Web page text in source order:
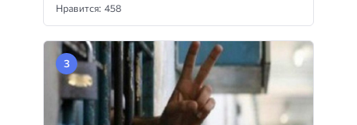
Нравится: 458